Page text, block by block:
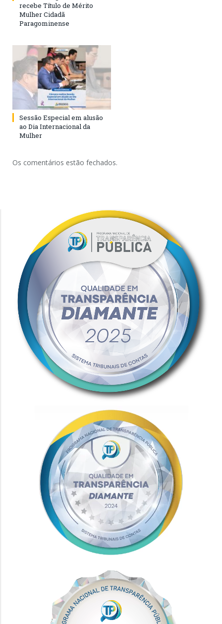
recebe Título de Mérito
Mulher Cidadã
Paragominense
Sessão Especial em alusão
ao Dia Internacional da
Mulher
Os comentários estão fechados.